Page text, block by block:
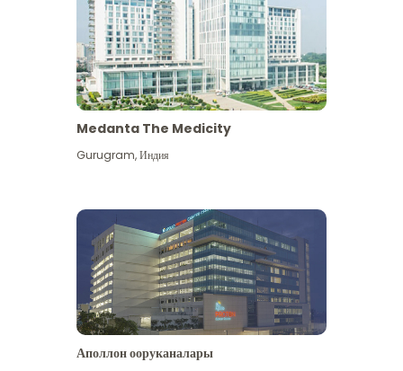
Medanta The Medicity
Gurugram,Индия
Аполлон ооруканалары